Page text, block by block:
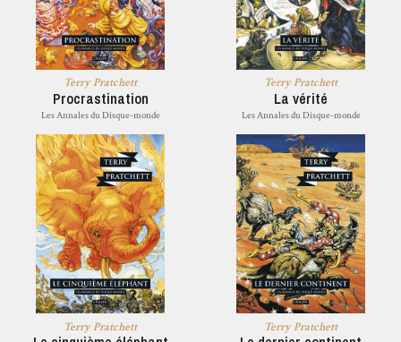
Terry Pratchett
Procrastination
Les Annales du Disque-monde
Terry Pratchett
La vérité
Les Annales du Disque-monde
Terry Pratchett Terry Pratchett